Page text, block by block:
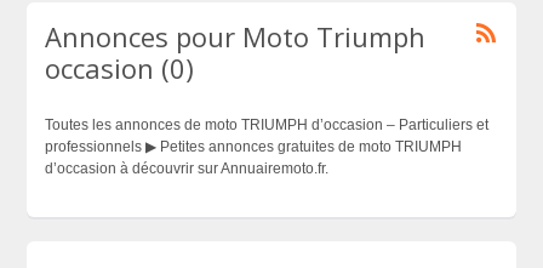
Annonces pour Moto Triumph
occasion (0)
Toutes les annonces de moto TRIUMPH d’occasion – Particuliers et
professionnels ▶ Petites annonces gratuites de moto TRIUMPH
d’occasion à découvrir sur Annuairemoto.fr.